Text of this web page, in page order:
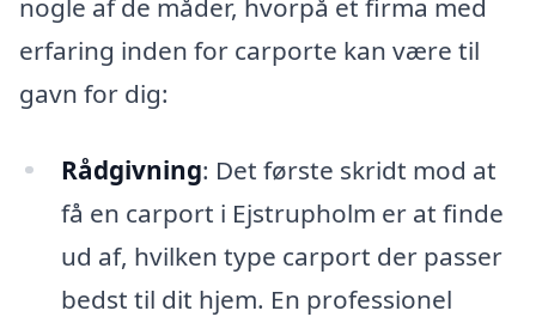
nogle af de måder, hvorpå et firma med
erfaring inden for carporte kan være til
gavn for dig:
Rådgivning: Det første skridt mod at
få en carport i Ejstrupholm er at finde
ud af, hvilken type carport der passer
bedst til dit hjem. En professionel